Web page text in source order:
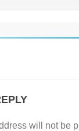
will not be